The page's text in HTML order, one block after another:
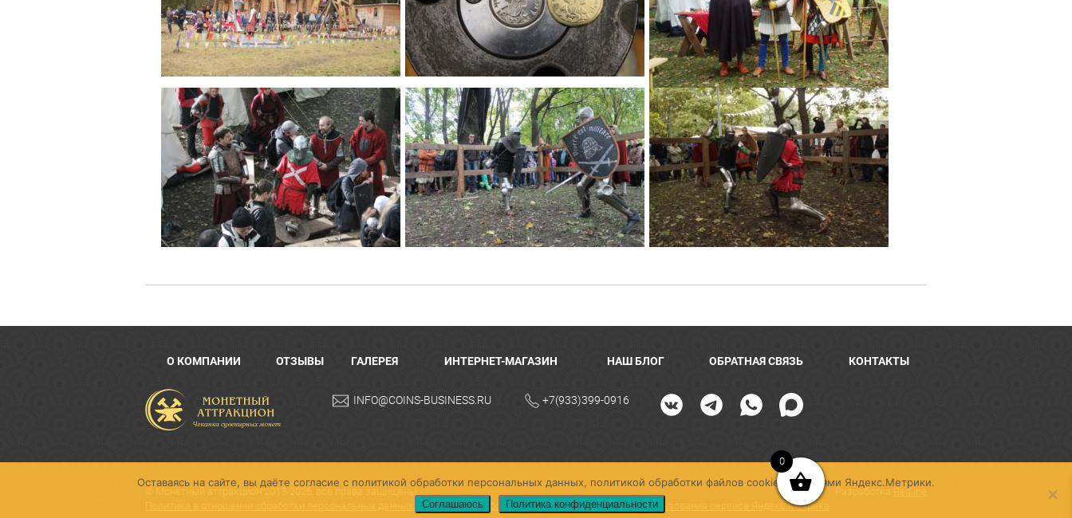
О КОМПАНИИ ОТЗЫВЫ ГАЛЕРЕЯ ИНТЕРНЕТ-МАГАЗИН НАШ БЛОГ ОБРАТНАЯ СВЯЗЬ КОНТАКТЫ
INFO@COINS-BUSINESS.RU +7(933)399-0916
© Монетный аттракцион 2013-2026, все права защищены
Политика обработки файлов cookie,Условия использования сервиса Яндекс Метрика
Разработка Redline
0
Оставаясь на сайте, вы даёте согласие с политикой обработки персональных данных, политикой обработки файлов cookie, условиями Яндекс.Метрики.
Соглашаюсь Политика конфиденциальности